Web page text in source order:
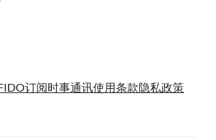
订阅时事通讯使用条款隐私政策